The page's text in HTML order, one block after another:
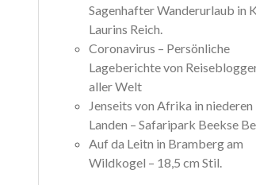
Sagenhafter Wanderurlaub in
Laurins Reich.
Coronavirus – Persönliche
Lageberichte von
aller Welt
Jenseits von Afrika in niederen
Landen – Safaripark Beekse
Auf da Leitn in Bramberg am
Wildkogel – 18,5 cm Stil.